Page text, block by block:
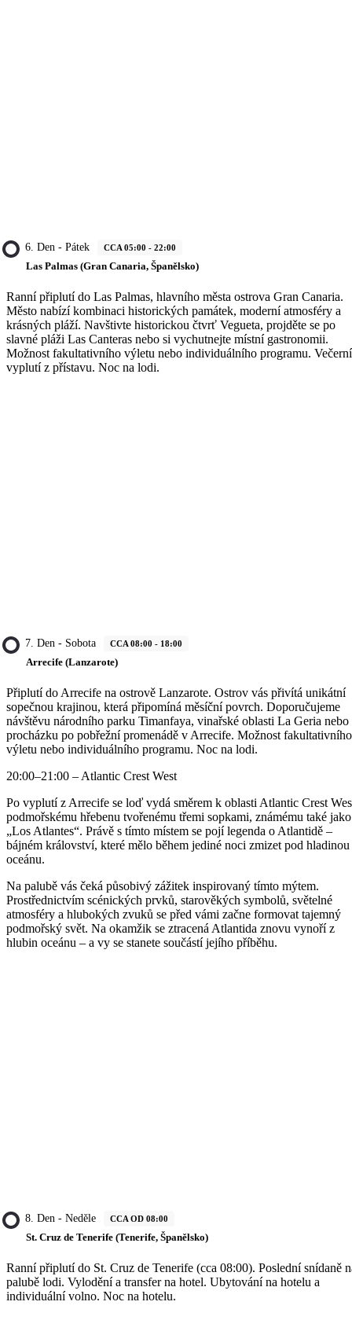
6. Den - Pátek CCA 05:00 - 22:00
Las Palmas (Gran Canaria, Španělsko)
Ranní připlutí do Las Palmas, hlavního města ostrova Gran Canaria.
Město nabízí kombinaci historických památek, moderní atmosféry a
krásných pláží. Navštivte historickou čtvrť Vegueta, projděte se po
slavné pláži Las Canteras nebo si vychutnejte místní gastronomii.
Možnost fakultativního výletu nebo individuálního programu. Večerní
vyplutí z přístavu. Noc na lodi.
7. Den - Sobota CCA 08:00 - 18:00
Arrecife (Lanzarote)
Připlutí do Arrecife na ostrově Lanzarote. Ostrov vás přivítá unikátní
sopečnou krajinou, která připomíná měsíční povrch. Doporučujeme
návštěvu národního parku Timanfaya, vinařské oblasti La Geria nebo
procházku po pobřežní promenádě v Arrecife. Možnost fakultativního
výletu nebo individuálního programu. Noc na lodi.
20:00–21:00 – Atlantic Crest West
Po vyplutí z Arrecife se loď vydá směrem k oblasti Atlantic Crest
podmořskému hřebenu tvořenému třemi sopkami, známému také jako
„Los Atlantes“. Právě s tímto místem se pojí legenda o Atlantidě –
bájném království, které mělo během jediné noci zmizet pod hladinou
oceánu.
Na palubě vás čeká působivý zážitek inspirovaný tímto mýtem.
Prostřednictvím scénických prvků, starověkých symbolů, světelné
atmosféry a hlubokých zvuků se před vámi začne formovat tajemný
podmořský svět. Na okamžik se ztracená Atlantida znovu vynoří z
hlubin oceánu – a vy se stanete součástí jejího příběhu.
8. Den - Neděle CCA OD 08:00
St. Cruz de Tenerife (Tenerife, Španělsko)
Ranní připlutí do St. Cruz de Tenerife (cca 08:00). Poslední snídaně
palubě lodi. Vylodění a transfer na hotel. Ubytování na hotelu a
individuální volno. Noc na hotelu.